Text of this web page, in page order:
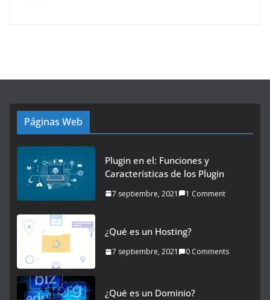
Páginas Web
Plugin en el: Funciones y
Características de los Plugin
7 septiembre, 2021 1 Comment
¿Qué es un Hosting?
7 septiembre, 2021 0 Comments
¿Qué es un Dominio?